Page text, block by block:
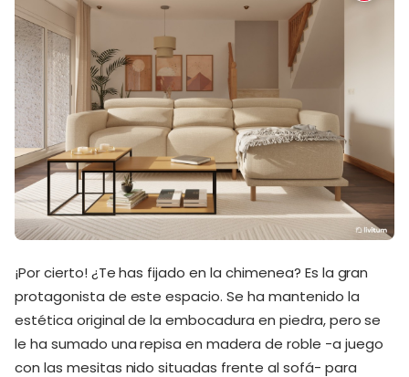
¡Por cierto! ¿Te has fijado en la chimenea? Es la gran
protagonista de este espacio. Se ha mantenido la
estética original de la embocadura en piedra, pero se
le ha sumado una repisa en madera de roble -a juego
con las mesitas nido situadas frente al sofá- para